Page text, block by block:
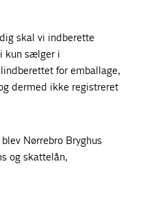
skal vi indberette
kun sælger i
for emballage,
dermed ikke registreret
Nørrebro Bryghus
og skattelån,